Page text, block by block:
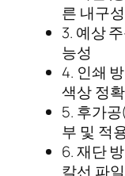
른 내구
3. 예상
능성
4. 인쇄
색상 정
5. 후가
부 및 적
6. 재단
칼선 파